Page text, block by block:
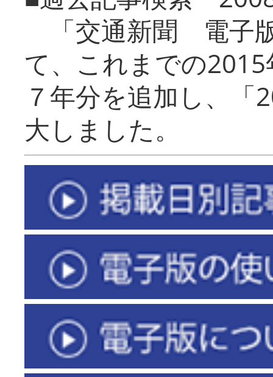
「交通新聞 電子
て、これまでの
７年分を追加し、「
大しまし